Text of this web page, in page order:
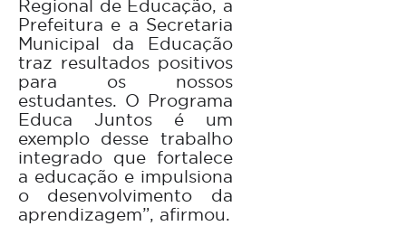
Regional de Educação, a
Prefeitura e a Secretaria
Municipal da Educação
traz resultados positivos
para os nossos
estudantes. O Programa
Educa Juntos é um
exemplo desse trabalho
integrado que fortalece
a educação e impulsiona
o desenvolvimento da
aprendizagem”, afirmou.